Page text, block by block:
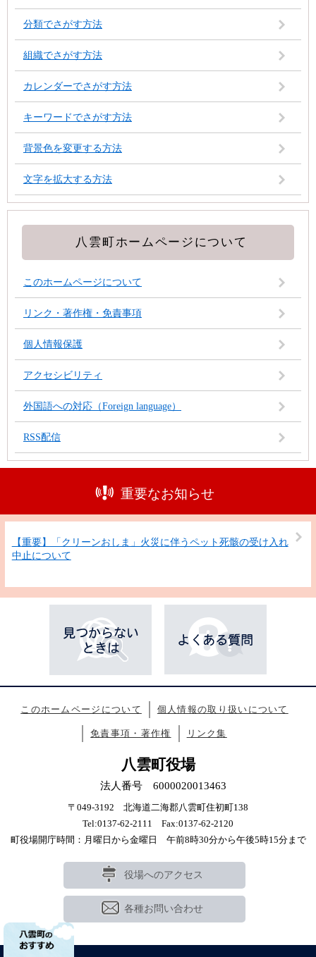
分類でさがす方法
組織でさがす方法
カレンダーでさがす方法
キーワードでさがす方法
背景色を変更する方法
文字を拡大する方法
八雲町ホームページについて
このホームページについて
リンク・著作権・免責事項
個人情報保護
アクセシビリティ
外国語への対応（Foreign language）
RSS配信
重要なお知らせ
【重要】「クリーンおしま」火災に伴うペット死骸の受け入れ
中止について
このホームページについて 個人情報の取り扱いについて
免責事項・著作権 リンク集
八雲町役場
法人番号 6000020013463
〒049-3192 北海道二海郡八雲町住初町138
Tel:0137-62-2111 Fax:0137-62-2120
町役場開庁時間：月曜日から金曜日 午前8時30分から午後5時15分まで
役場へのアクセス
各種お問い合わせ